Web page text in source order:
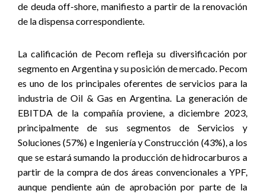
de deuda off-shore, manifiesto a partir de la renovación
de la dispensa correspondiente.
La calificación de Pecom refleja su diversificación por
segmento en Argentina y su posición de mercado. Pecom
es uno de los principales oferentes de servicios para la
industria de Oil & Gas en Argentina. La generación de
EBITDA de la compañía proviene, a diciembre 2023,
principalmente de sus segmentos de Servicios y
Soluciones (57%) e Ingeniería y Construcción (43%), a los
que se estará sumando la producción de hidrocarburos a
partir de la compra de dos áreas convencionales a YPF,
aunque pendiente aún de aprobación por parte de la